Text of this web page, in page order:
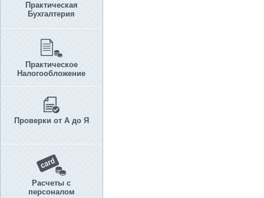
Практическая
Бухгалтерия
Практическое
Налогообложение
Проверки от А до Я
Расчеты с
персоналом